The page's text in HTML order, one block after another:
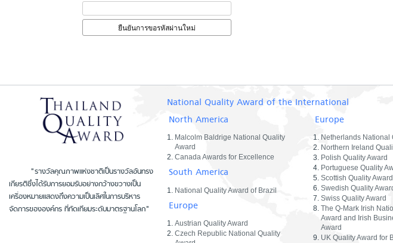
"รางวัลคุณภาพแห่งชาติเป็นรางวัลอันทรง
เกียรติซึ่งได้รับการยอมรับอย่างกว้างขวางเป็น
เครื่องหมายแสดงถึงความเป็นเลิศในการบริหาร
จัดการขององค์กร ที่ทัดเทียมระดับมาตรฐานโลก"
National Quality Award of the International
North America
Malcolm Baldrige National Quality
Award
Canada Awards for Excellence
South America
National Quality Award of Brazil
Europe
Austrian Quality Award
Czech Republic National Quality
Europe
Netherlands National
Northern Ireland
Polish Quality Award
Portuguese Quality
Scottish Quality Award
Swedish Quality
Swiss Quality Award
The Q-Mark Irish
Award and Irish
Award
UK Quality Award for